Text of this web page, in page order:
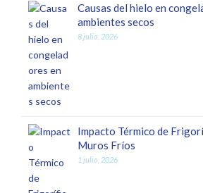
Causas del hielo en
ambientes secos
8 julio, 2026
Impacto Térmico de
Muros Fríos
1 julio, 2026